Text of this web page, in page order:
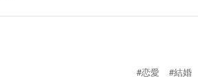
#恋愛
#結婚